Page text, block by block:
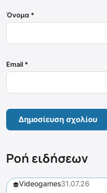
Όνομα *
Email *
Ροή ειδήσεων
Videogames31.07.26